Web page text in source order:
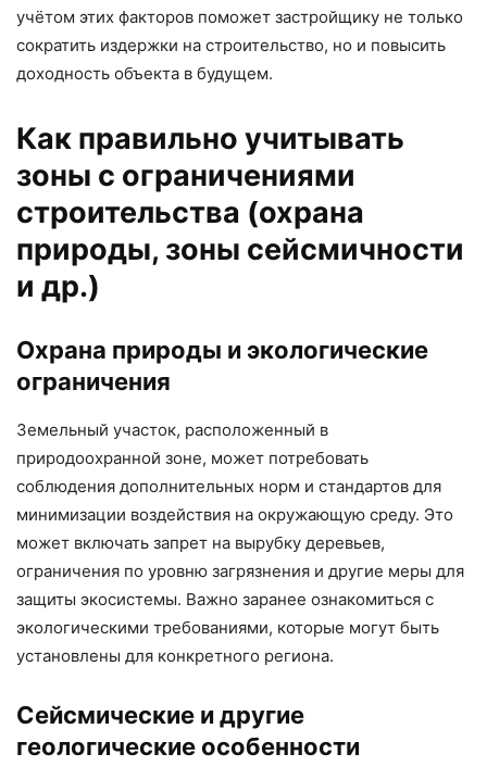
учётом этих факторов поможет застройщику не только
сократить издержки на строительство, но и повысить
доходность объекта в будущем.
Как правильно учитывать
зоны с ограничениями
строительства (охрана
природы, зоны сейсмичности
и др.)
Охрана природы и экологические
ограничения
Земельный участок, расположенный в
природоохранной зоне, может потребовать
соблюдения дополнительных норм и стандартов для
минимизации воздействия на окружающую среду. Это
может включать запрет на вырубку деревьев,
ограничения по уровню загрязнения и другие меры для
защиты экосистемы. Важно заранее ознакомиться с
экологическими требованиями, которые могут быть
установлены для конкретного региона.
Сейсмические и другие
геологические особенности